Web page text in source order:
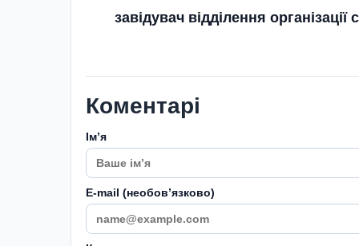
завідувач відділення
Коментарі
Імʼя
E-mail (необовʼязково)